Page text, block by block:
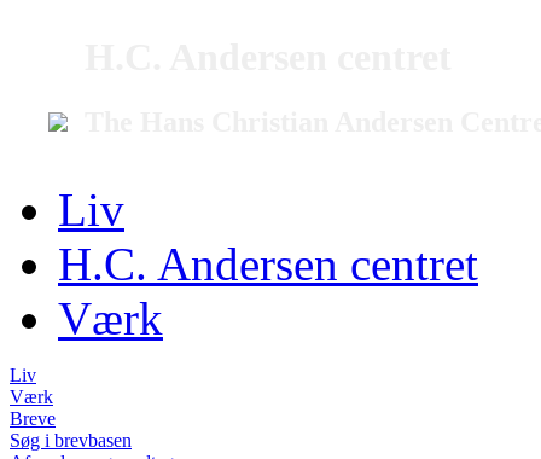
Liv
H.C. Andersen centret
Værk
Liv
Værk
Breve
Søg i brevbasen